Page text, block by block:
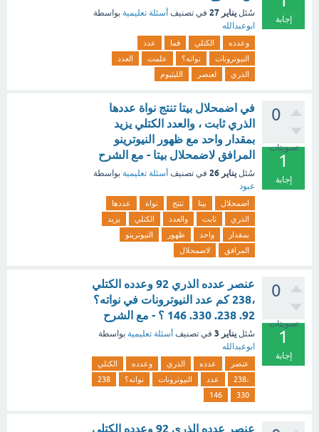
إجابة
سُئل يناير 27 في تصنيف أسئلة تعليمية بواسطة
ابوعبدالله
وعدده الكتلي فما
عدد
النيوترونات
نواته؟ علمت
العدد
الذري
لعنصر الليثيوم
0
تصويتات
1
إجابة
في اضمحلال بيتا تنتج نواة عددها
الذري ثابت ، والعدد الكتلي يزيد
بمقدار واحد مع ظهور النيوترينو
المرافق لاضمحلال بيتا - مع الشرح
سُئل يناير 26 في تصنيف أسئلة تعليمية بواسطة
عبود
اضمحلال بيتا تنتج نواة
عددها
الذري
ثابت والعدد الكتلي
يزيد
بمقدار
واحد ظهور
النيوترينو
المرافق
لاضمحلال
0
تصويتات
1
إجابة
عنصر عدده الذري 92 وعدده الكتلي
،238 كم عدد النيوترونات في نواته؟
92. 238. 330. 146 ؟ - مع الشرح
سُئل يناير 3 في تصنيف أسئلة تعليمية بواسطة
ابوعبدالله
عنصر عدده الذري وعدده
الكتلي
،238
عدد النيوترونات نواته؟
238
330
146
عنصر عدده الذري 92 وعدده الكتلي